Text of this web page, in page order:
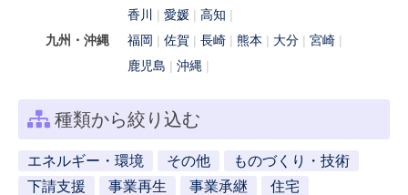
香川
愛媛
高知
九州・沖縄
福岡 佐賀 長崎 熊本 大分
宮崎
鹿児島
沖縄
種類から絞り込む
エネルギー・環境 その他
ものづくり・技術
下請支援
事業再生 事業承継
住宅